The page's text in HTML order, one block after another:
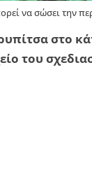
να σώσει την
στο
του